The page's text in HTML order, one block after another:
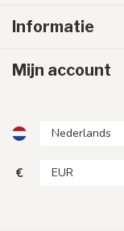
Informatie
Mijn account
€